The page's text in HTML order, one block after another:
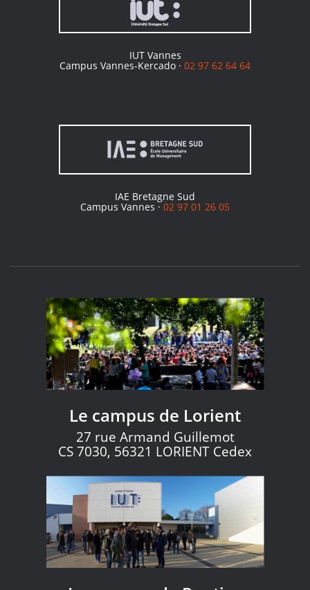
IUT Vannes
Campus Vannes-Kercado · 02 97 62 64 64
IAE Bretagne Sud
Campus Vannes ·02 97 01 26 05
Le campus de Lorient
27 rue Armand Guillemot
CS 7030, 56321 LORIENT Cedex